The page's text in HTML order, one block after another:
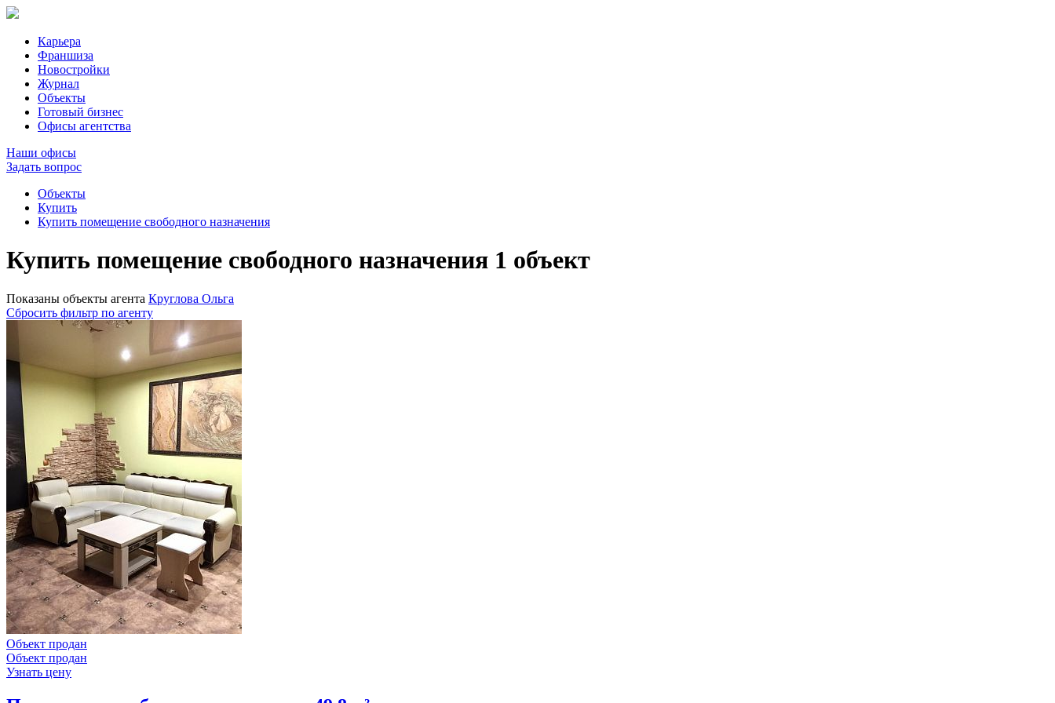
Карьера
Франшиза
Новостройки
Журнал
Объекты
Готовый бизнес
Офисы агентства
Наши офисы
Задать вопрос
Объекты
Купить
Купить помещение свободного назначения
Купить помещение свободного назначения 1 объект
Показаны объекты агента Круглова Ольга
Сбросить фильтр по агенту
Объект продан
Объект продан
Узнать цену